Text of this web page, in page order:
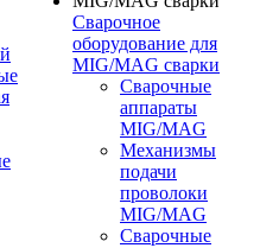
Сварочное
оборудование для
MIG/MAG сварки
Сварочные
аппараты
MIG/MAG
Механизмы
подачи
проволоки
MIG/MAG
Сварочные